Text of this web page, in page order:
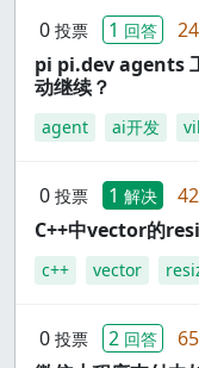
0 投票 1 回答
pi pi.dev agents
动继续？
agent ai开发
0 投票 1 解决
C++中vector的
c++ vector
0 投票 2 回答